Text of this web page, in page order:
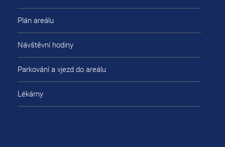
Plán areálu
Návštěvní hodiny
Parkování a vjezd do areálu
Lékárny